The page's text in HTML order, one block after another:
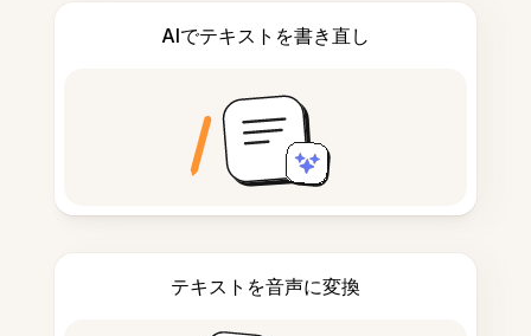
AIでテキストを書き直し
テキストを音声に変換